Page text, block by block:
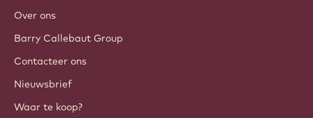
Over ons
Barry Callebaut Group
Contacteer ons
Nieuwsbrief
Waar te koop?